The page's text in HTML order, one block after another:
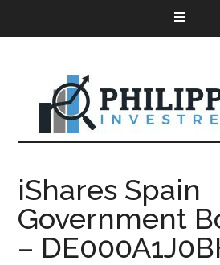
iShares Spain
Government
–